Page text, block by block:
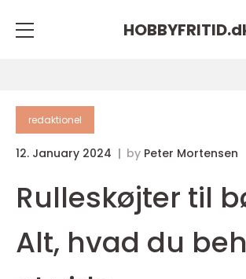
HOBBYFRITID.
redaktionel
12. January 2024 by Peter Mortensen
Rulleskøjter til
Alt, hvad du